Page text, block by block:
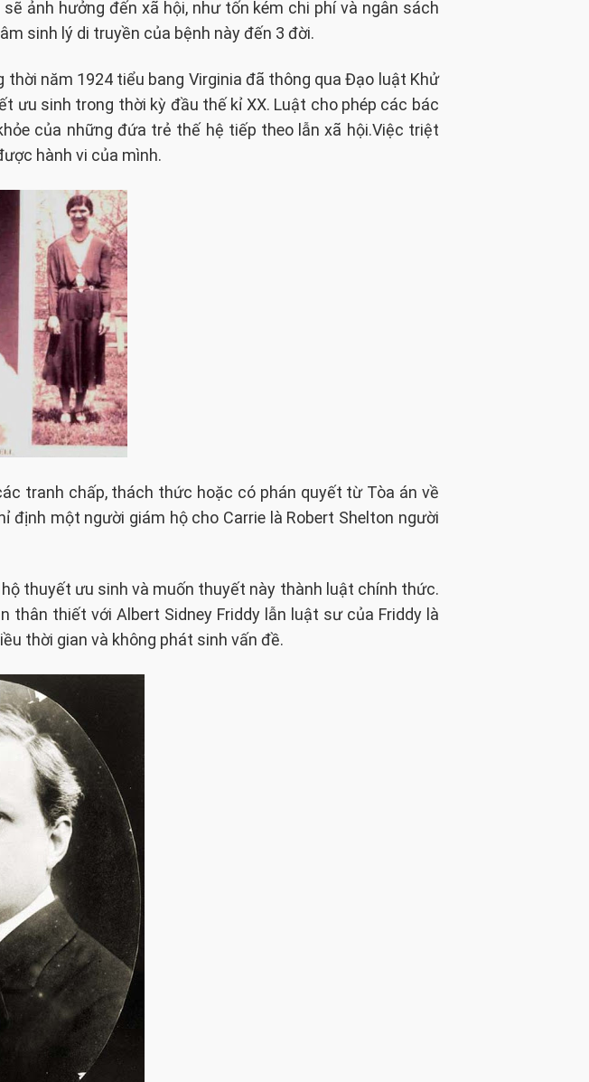
ảnh hưởng đến xã hội, như tốn kém chi phí và ngân sách
sinh lý di truyền của bệnh này đến 3 đời.
năm 1924 tiểu bang Virginia đã thông qua Đạo luật Khử
ưu sinh trong thời kỳ đầu thế kỉ XX. Luật cho phép các bác
của những đứa trẻ thế hệ tiếp theo lẫn xã hội.Việc triệt
hành vi của mình.
tranh chấp, thách thức hoặc có phán quyết từ Tòa án về
định một người giám hộ cho Carrie là Robert Shelton người
thuyết ưu sinh và muốn thuyết này thành luật chính thức.
thiết với Albert Sidney Friddy lẫn luật sư của Friddy là
thời gian và không phát sinh vấn đề.